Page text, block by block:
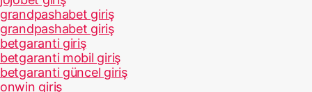
grandpashabet giriş
grandpashabet giriş
betgaranti giriş
betgaranti mobil giriş
betgaranti güncel giriş
onwin giriş